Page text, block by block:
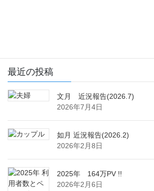
最近の投稿
文月 近況報告(2026.7)
2026年7月4日
如月 近況報告(2026.2)
2026年2月8日
2025年 164万PV !!
2026年2月6日